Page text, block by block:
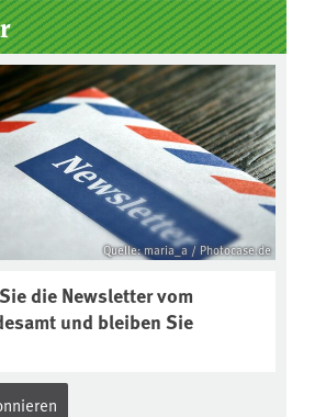
Quelle: maria_a / Photocase.de
die Newsletter vom
und bleiben Sie